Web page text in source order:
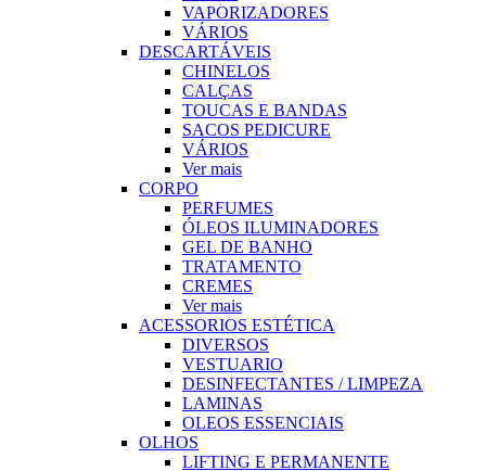
VAPORIZADORES
VÁRIOS
DESCARTÁVEIS
CHINELOS
CALÇAS
TOUCAS E BANDAS
SACOS PEDICURE
VÁRIOS
Ver mais
CORPO
PERFUMES
ÓLEOS ILUMINADORES
GEL DE BANHO
TRATAMENTO
CREMES
Ver mais
ACESSORIOS ESTÉTICA
DIVERSOS
VESTUARIO
DESINFECTANTES / LIMPEZA
LAMINAS
OLEOS ESSENCIAIS
OLHOS
LIFTING E PERMANENTE